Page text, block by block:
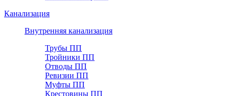
Канализация
Внутренняя канализация
Трубы ПП
Тройники ПП
Отводы ПП
Ревизии ПП
Муфты ПП
Крестовины ПП